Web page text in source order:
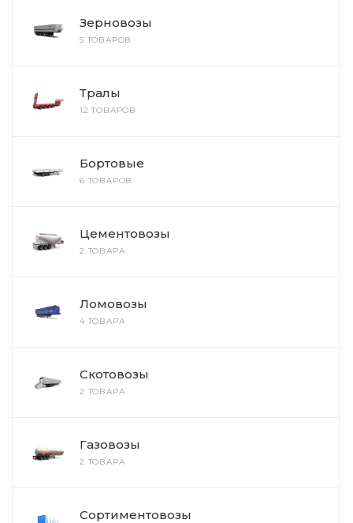
Зерновозы
5 ТОВАРОВ
Тралы
12 ТОВАРОВ
Бортовые
6 ТОВАРОВ
Цементовозы
2 ТОВАРА
Ломовозы
4 ТОВАРА
Скотовозы
2 ТОВАРА
Газовозы
2 ТОВАРА
Сортиментовозы